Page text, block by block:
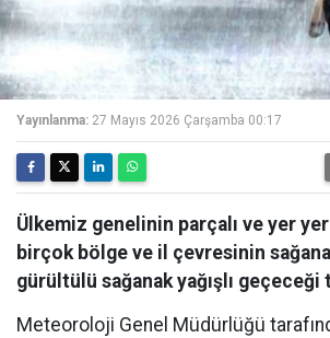
Yayınlanma: 27 Mayıs 2026 Çarşamba 00:17
Ülkemiz genelinin parçalı ve yer
birçok bölge ve il çevresinin
gürültülü sağanak yağışlı
Meteoroloji Genel Müdürlüğü